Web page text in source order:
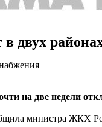
двух
на две недели
министра ЖКХ